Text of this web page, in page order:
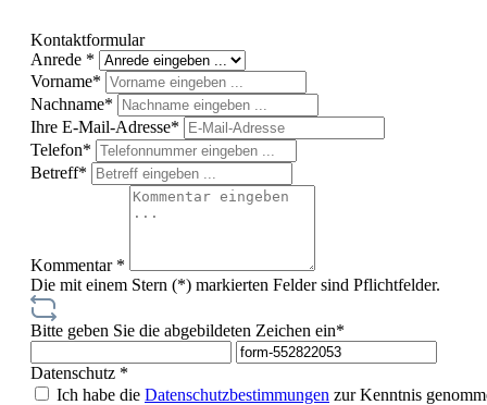
Kontaktformular
Anrede *
Vorname*
Nachname*
Ihre E-Mail-Adresse*
Telefon*
Betreff*
Kommentar *
Die mit einem Stern (*) markierten Felder sind Pflichtfelder.
Bitte geben Sie die abgebildeten Zeichen ein*
Datenschutz *
Ich habe die Datenschutzbestimmungen zur Kenntnis